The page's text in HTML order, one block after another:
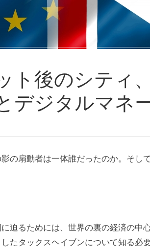
ト後のシティ
デジタルマネ
の扇動者は一体誰だったのか。そし
迫るためには、世界の裏の経済の中
たタックスヘイブンについて知る必